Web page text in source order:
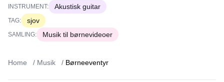
INSTRUMENT: Akustisk guitar
TAG: sjov
SAMLING: Musik til børnevideoer
Home / Musik / Børneeventyr